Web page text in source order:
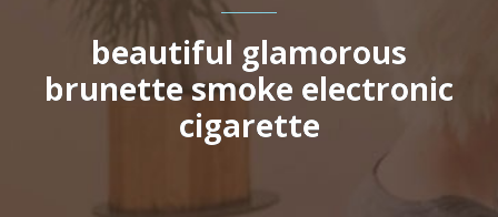
beautiful glamorous
brunette smoke electronic
cigarette